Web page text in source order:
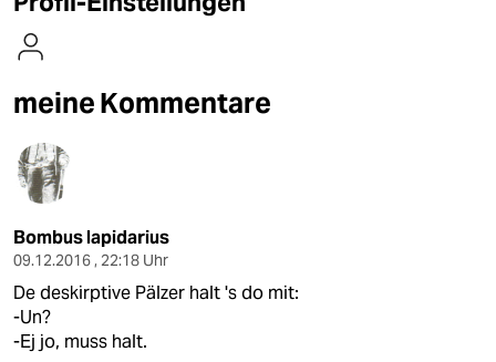
nord
wahrheit
verlag
verlag
veranstaltungen
shop
fragen & hilfe
meine Kommentare
Bombus lapidarius
09.12.2016 , 22:18 Uhr
De deskirptive Pälzer halt 's do mit:
-Un?
-Ej jo, muss halt.